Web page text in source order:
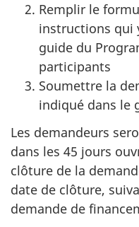
Remplir le
instructions qui
guide du
participants
Soumettre la
indiqué dans le
Les demandeurs
dans les 45 jours
clôture de la
date de clôture,
demande de